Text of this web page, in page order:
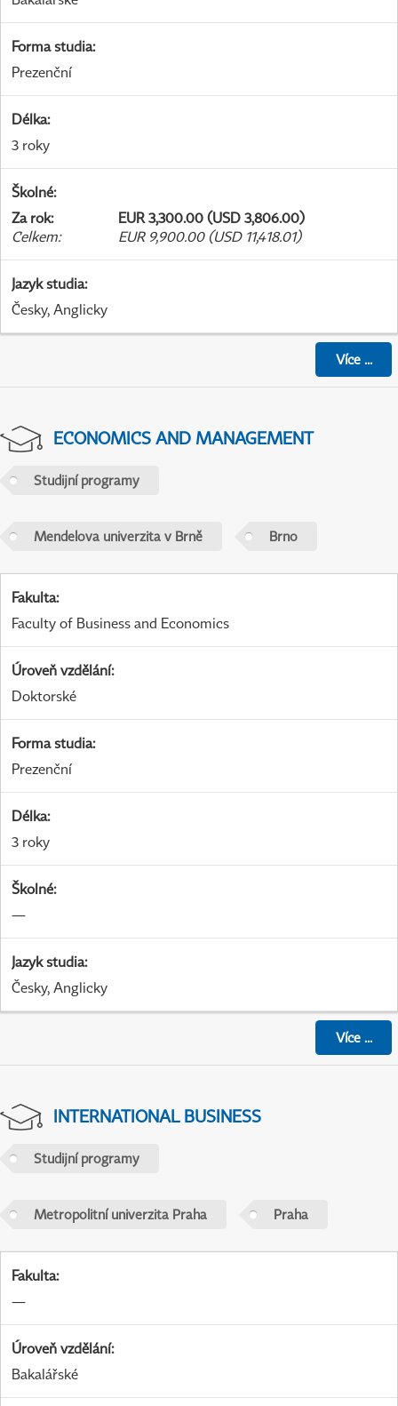
Forma studia:
Prezenční
Délka:
3 roky
Školné:
Za rok:
EUR 3,300.00 (USD 3,806.00)
Celkem: EUR 9,900.00 (USD 11,418.01)
Jazyk studia:
Česky, Anglicky
Více...
ECONOMICS AND MANAGEMENT
Studijní programy
Mendelova univerzita v Brně Brno
Fakulta:
Faculty of Business and Economics
Úroveň vzdělání:
Doktorské
Forma studia:
Prezenční
Délka:
3 roky
Školné:
—
Jazyk studia:
Česky, Anglicky
Více...
INTERNATIONAL BUSINESS
Studijní programy
Metropolitní univerzita Praha Praha
Fakulta:
—
Úroveň vzdělání:
Bakalářské